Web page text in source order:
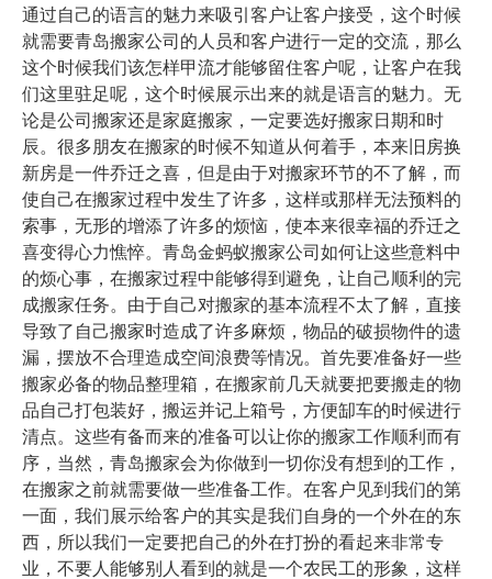
通过自己的语言的魅力来吸引客户让客户接受，这个时候
就需要青岛搬家公司的人员和客户进行一定的交流，那么
这个时候我们该怎样甲流才能够留住客户呢，让客户在我
们这里驻足呢，这个时候展示出来的就是语言的魅力。 无
论是公司搬家还是家庭搬家，一定要选好搬家日期和时
辰。很多朋友在搬家的时候不知道从何着手，本来旧房换
新房是一件乔迁之喜，但是由于对搬家环节的不了解，而
使自己在搬家过程中发生了许多，这样或那样无法预料的
索事，无形的增添了许多的烦恼，使本来很幸福的乔迁之
喜变得心力憔悴。 青岛金蚂蚁搬家公司如何让这些意料中
的烦心事，在搬家过程中能够得到避免，让自己顺利的完
成搬家任务。由于自己对搬家的基本流程不太了解，直接
导致了自己搬家时造成了许多麻烦，物品的破损物件的遗
漏，摆放不合理造成空间浪费等情况。首先要准备好一些
搬家必备的物品整理箱，在搬家前几天就要把要搬走的物
品自己打包装好，搬运并记上箱号，方便缷车的时候进行
清点。这些有备而来的准备可以让你的搬家工作顺利而有
序，当然， 青岛搬家会为你做到一切你没有想到的工作，
在搬家之前就需要做一些准备工作。
在客户见到我们的第
一面，我们展示给客户的其实是我们自身的一个外在的东
西，所以我们一定要把自己的外在打扮的看起来非常专
业，不要人能够别人看到的就是一个农民工的形象，这样